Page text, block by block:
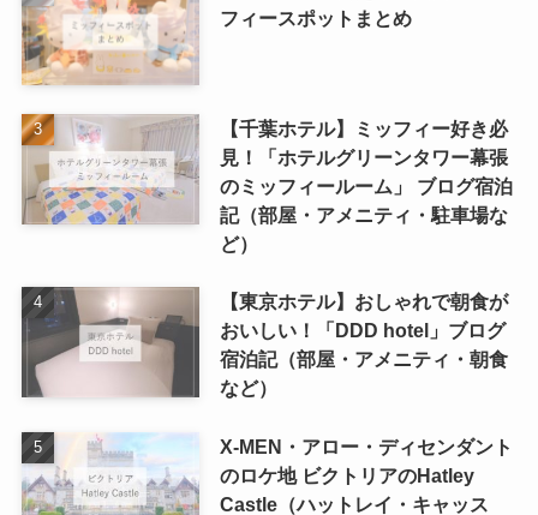
フィースポットまとめ
【千葉ホテル】ミッフィー好き必
見！「ホテルグリーンタワー幕張
のミッフィールーム」 ブログ宿泊
記（部屋・アメニティ・駐車場な
ど）
【東京ホテル】おしゃれで朝食が
おいしい！「DDD hotel」ブログ
宿泊記（部屋・アメニティ・朝食
など）
X-MEN・アロー・ディセンダント
のロケ地 ビクトリアのHatley
Castle（ハットレイ・キャッス